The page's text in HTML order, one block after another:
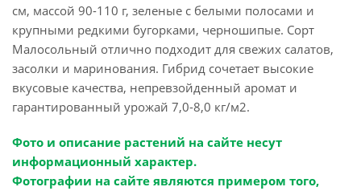
см, массой 90-110 г, зеленые с белыми полосами и
крупными редкими бугорками, черношипые. Сорт
Малосольный отлично подходит для свежих салатов,
засолки и маринования. Гибрид сочетает высокие
вкусовые качества, непревзойденный аромат и
гарантированный урожай 7,0-8,0 кг/м2.
Фото и описание растений на сайте несут
информационный характер.
Фотографии на сайте являются примером того,